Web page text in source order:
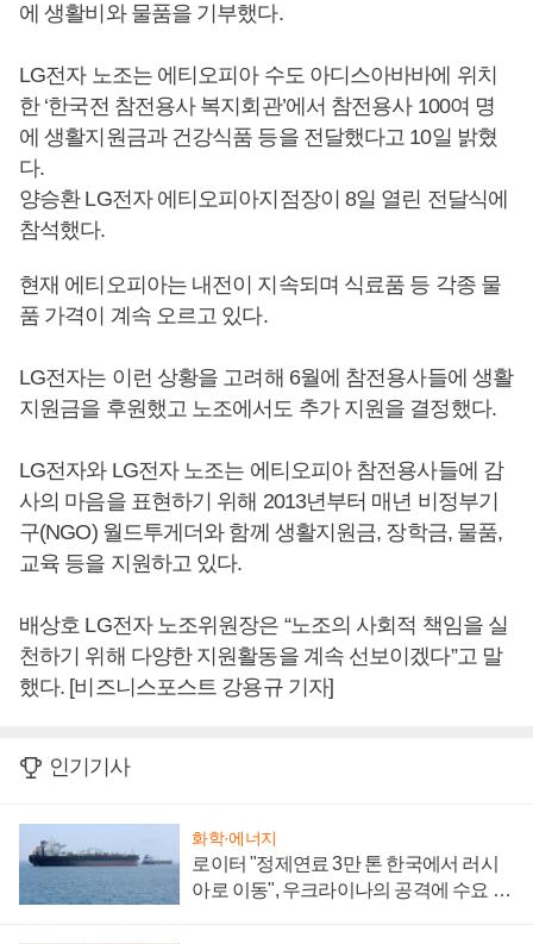
에 생활비와 물품을 기부했다.
LG전자 노조는 에티오피아 수도 아디스아바바에 위치
한 ‘한국전 참전용사 복지회관’에서 참전용사 100여 명
에 생활지원금과 건강식품 등을 전달했다고 10일 밝혔
다.
양승환 LG전자 에티오피아지점장이 8일 열린 전달식에
참석했다.
현재 에티오피아는 내전이 지속되며 식료품 등 각종 물
품 가격이 계속 오르고 있다.
LG전자는 이런 상황을 고려해 6월에 참전용사들에 생활
지원금을 후원했고 노조에서도 추가 지원을 결정했다.
LG전자와 LG전자 노조는 에티오피아 참전용사들에 감
사의 마음을 표현하기 위해 2013년부터 매년 비정부기
구(NGO) 월드투게더와 함께 생활지원금, 장학금, 물품,
교육 등을 지원하고 있다.
배상호 LG전자 노조위원장은 “노조의 사회적 책임을 실
천하기 위해 다양한 지원활동을 계속 선보이겠다”고 말
했다. [비즈니스포스트 강용규 기자]
인기기사
화학·에너지
로이터 "정제연료 3만 톤 한국에서 러시
아로 이동", 우크라이나의 공격에 수요 늘